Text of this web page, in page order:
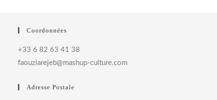
Coordonnées
+33 6 82 63 41 38
faouziarejeb@mashup-culture.com​
Adresse Postale